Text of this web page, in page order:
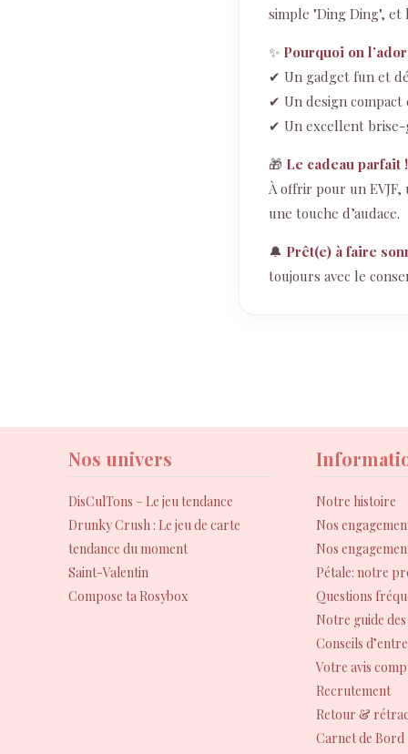
simple "Ding Ding", et
✨ Pourquoi on
✔ Un gadget fun et
✔ Un design
✔ Un excellent brise-
🎁 Le cadeau parfait !
À offrir pour un
une touche d’audace.
🔔 Prêt(e) à faire
toujours avec le
Nos univers
DisCulTons – Le jeu tendance
Drunky Crush : Le jeu de carte
tendance du moment
Saint-Valentin
Compose ta Rosybox
Notre histoire
Nos
Nos
Pétale: notre
Questions
Notre guide
Conseils
Votre avis
Recrutement
Retour &
Carnet de Bord